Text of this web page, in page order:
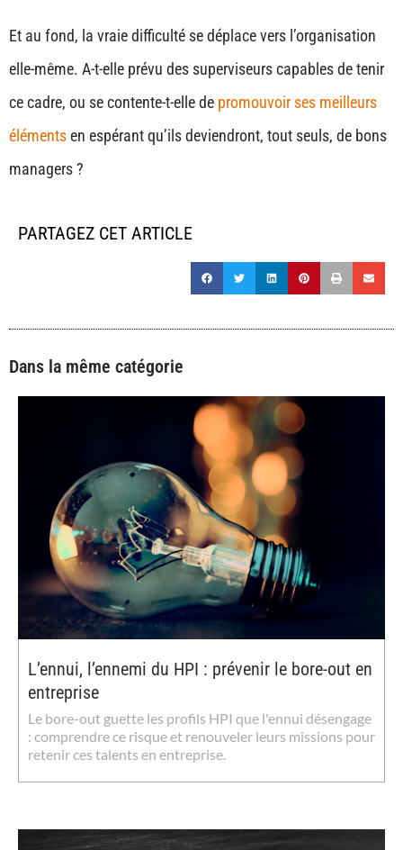
Et au fond, la vraie difficulté se déplace vers l’organisation
elle-même. A-t-elle prévu des superviseurs capables de tenir
ce cadre, ou se contente-t-elle de promouvoir ses meilleurs
élémentsen espérant qu’ils deviendront, tout seuls, de bons
managers ?
PARTAGEZ CET ARTICLE
Dans la même catégorie
L’ennui, l’ennemi du HPI : prévenir le bore-out en
entreprise
Le bore-out guette les profils HPI que l'ennui désengage
: comprendre ce risque et renouveler leurs missions pour
retenir ces talents en entreprise.